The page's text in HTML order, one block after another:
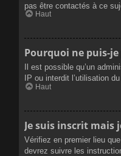
pas être contactés à ce
Haut
Pourquoi ne puis-je
Il est possible qu’un
IP ou interdit l’utilisation
Haut
Je suis inscrit mais
Vérifiez en premier lieu
devrez suivre les